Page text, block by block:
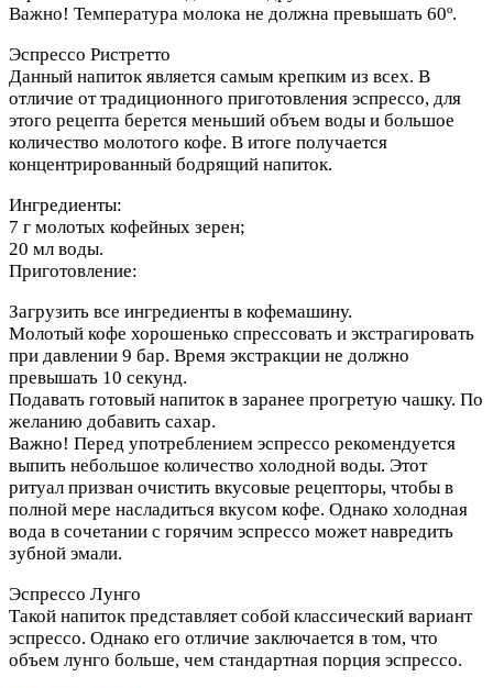
Важно! Температура молока не должна превышать 60º.
Эспрессо Ристретто
Данный напиток является самым крепким из всех. В
отличие от традиционного приготовления эспрессо, для
этого рецепта берется меньший объем воды и большое
количество молотого кофе. В итоге получается
концентрированный бодрящий напиток.
Ингредиенты:
7 г молотых кофейных зерен;
20 мл воды.
Приготовление:
Загрузить все ингредиенты в кофемашину.
Молотый кофе хорошенько спрессовать и экстрагировать
при давлении 9 бар. Время экстракции не должно
превышать 10 секунд.
Подавать готовый напиток в заранее прогретую чашку. По
желанию добавить сахар.
Важно! Перед употреблением эспрессо рекомендуется
выпить небольшое количество холодной воды. Этот
ритуал призван очистить вкусовые рецепторы, чтобы в
полной мере насладиться вкусом кофе. Однако холодная
вода в сочетании с горячим эспрессо может навредить
зубной эмали.
Эспрессо Лунго
Такой напиток представляет собой классический вариант
эспрессо. Однако его отличие заключается в том, что
объем лунго больше, чем стандартная порция эспрессо.